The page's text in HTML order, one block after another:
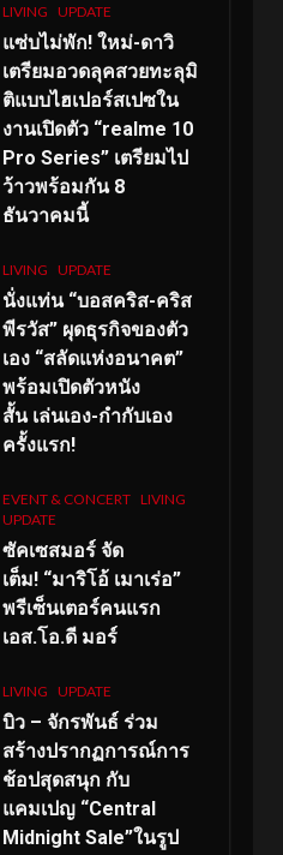
LIVING UPDATE
แซ่บไม่พัก! ใหม่-ดาวิ
เตรียมอวดลุคสวยทะลุมิ
ติแบบไฮเปอร์สเปซใน
งานเปิดตัว “realme 10
Pro Series” เตรียมไป
ว้าวพร้อมกัน 8
ธันวาคมนี้
LIVING UPDATE
นั่งแท่น “บอสคริส-คริส
พีรวัส” ผุดธุรกิจของตัว
เอง “สลัดแห่งอนาคต”
พร้อมเปิดตัวหนัง
สั้น เล่นเอง-กำกับเอง
ครั้งแรก!
EVENT & CONCERT LIVING
UPDATE
ซัคเซสมอร์ จัด
เต็ม! “มาริโอ้ เมาเร่อ”
พรีเซ็นเตอร์คนแรก
เอส.โอ.ดี มอร์
LIVING UPDATE
บิว – จักรพันธ์ ร่วม
สร้างปรากฏการณ์การ
ช้อปสุดสนุก กับ
แคมเปญ “Central
Midnight Sale”ในรูป